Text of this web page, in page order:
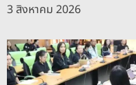
3 สิงหาคม 2026